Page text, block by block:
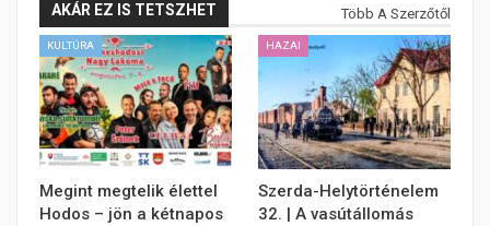
AKÁR EZ IS TETSZHET Több A Szerzőtől
KULTÚRA
Megint megtelik élettel
Hodos – jön a kétnapos
HAZAI
Szerda-Helytörténelem
32. | A vasútállomás